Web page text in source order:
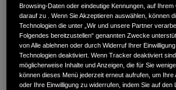
Hagener Straße 10,58553,Halver
ROUTENPLANUNG
Browsing-Daten oder eindeutige Kennungen, auf
darauf zu . Wenn Sie Akzeptieren auswählen, können
Technologien die unter „Wir und unsere Partner
Folgendes bereitzustellen“ genannten Zwecke
von Alle ablehnen oder durch Widerruf Ihrer
Technologien deaktiviert. Wenn Tracker deaktiviert
möglicherweise Inhalte und Anzeigen, die für Sie
können dieses Menü jederzeit erneut aufrufen, um Ihre
oder Ihre Einwilligung zu widerrufen, indem Sie auf den